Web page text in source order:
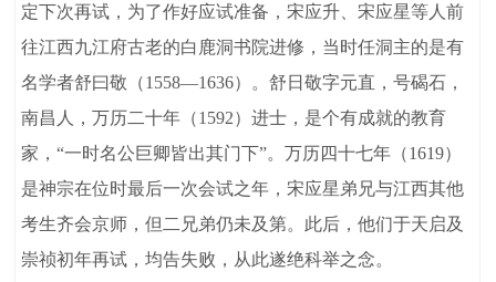
定下次再试，为了作好应试准备，宋应升、宋应星等人前
往江西九江府古老的白鹿洞书院进修，当时任洞主的是有
名学者舒曰敬（1558—1636）。舒日敬字元直，号碣石，
南昌人，万历二十年（1592）进士，是个有成就的教育
家，“一时名公巨卿皆出其门下”。万历四十七年（1619）
是神宗在位时最后一次会试之年，宋应星弟兄与江西其他
考生齐会京师，但二兄弟仍未及第。此后，他们于天启及
崇祯初年再试，均告失败，从此遂绝科举之念。